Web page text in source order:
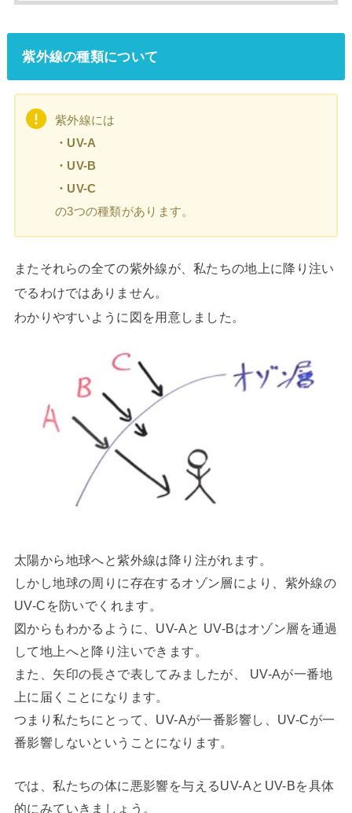
紫外線の種類について
紫外線には
・UV-A
・UV-B
・UV-C
の3つの種類があります。
またそれらの全ての紫外線が、私たちの地上に降り注い
でるわけではありません。
わかりやすいように図を用意しました。
太陽から地球へと紫外線は降り注がれます。
しかし地球の周りに存在するオゾン層により、紫外線の
UV-Cを防いでくれます。
図からもわかるように、UV-Aと UV-Bはオゾン層を通過
して地上へと降り注いできます。
また、矢印の長さで表してみましたが、 UV-Aが一番地
上に届くことになります。
つまり私たちにとって、UV-Aが一番影響し、UV-Cが一
番影響しないということになります。
では、私たちの体に悪影響を与えるUV-AとUV-Bを具体
的にみていきましょう。